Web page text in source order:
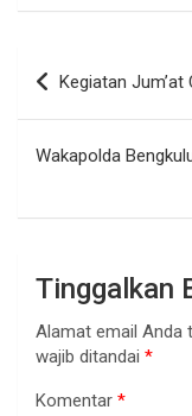
Navigasi
pos
Kegiatan
Wakapolda
Tinggalkan
Alamat email Anda
wajib ditandai *
Komentar *